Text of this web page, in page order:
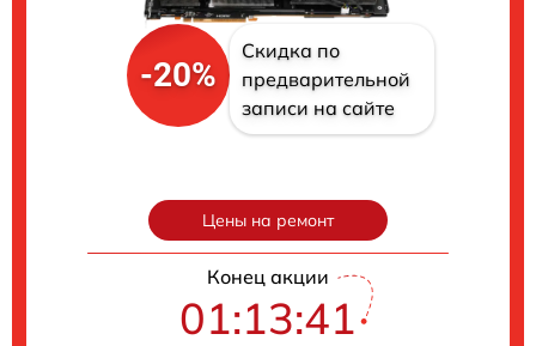
-20%
Скидка по
предварительной
записи на сайте
Цены на ремонт
Конец акции
01:13:41